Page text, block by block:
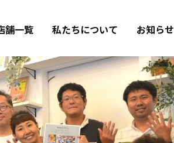
舗一覧 私たちについて お知らせ